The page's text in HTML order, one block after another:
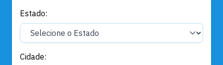
Estado:
Cidade: